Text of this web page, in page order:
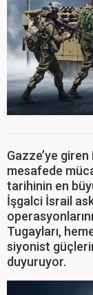
Gazze’ye giren
mesafede
tarihinin en
İşgalci İsrail
Tugayları,
siyonist
duyuruyor.